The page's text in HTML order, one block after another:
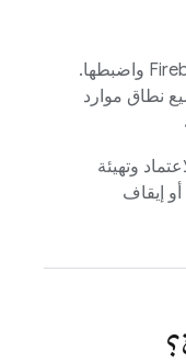
ثبِّت إضافة لمشروعك على Firebase واضبطها.
نطاق موارد
وتهيئة
أو إيقاف